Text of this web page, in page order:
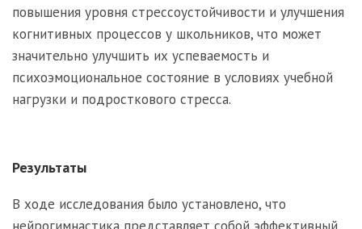
повышения уровня стрессоустойчивости и улучшения
когнитивных процессов у школьников, что может
значительно улучшить их успеваемость и
психоэмоциональное состояние в условиях учебной
нагрузки и подросткового стресса.
Результаты
В ходе исследования было установлено, что